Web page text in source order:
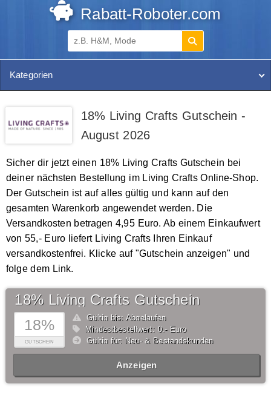
Rabatt-Roboter.com
Kategorien
18% Living Crafts Gutschein -
August 2026
Sicher dir jetzt einen 18% Living Crafts Gutschein bei
deiner nächsten Bestellung im Living Crafts Online-Shop.
Der Gutschein ist auf alles gültig und kann auf den
gesamten Warenkorb angewendet werden. Die
Versandkosten betragen 4,95 Euro. Ab einem Einkaufwert
von 55,- Euro liefert Living Crafts Ihren Einkauf
versandkostenfrei. Klicke auf "Gutschein anzeigen" und
folge dem Link.
18%
GUTSCHEIN
18% Living Crafts Gutschein
Gültig bis: Abgelaufen
Mindestbestellwert: 0,- Euro
Gültig für: Neu- & Bestandskunden
Anzeigen